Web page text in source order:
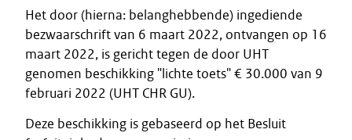
Het door (hierna: belanghebbende) ingediende
bezwaarschrift van 6 maart 2022, ontvangen op 16
maart 2022, is gericht tegen de door UHT
genomen beschikking "lichte toets" € 30.000 van 9
februari 2022 (UHT CHR GU).
Deze beschikking is gebaseerd op het Besluit